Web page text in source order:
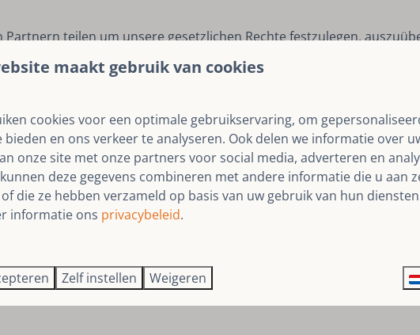
teilen um unsere gesetzlichen Rechte festzulegen,
wie zum Beispiel Werbepartnern (wie Google oder
über Sie haben?
mit Ihren Daten durchzuführen:
die wir über Sie besitzen, einzusehen.
der Meinung sind, dass die Informationen, die wir über Sie
maakt gebruik van cookies
cookies voor een optimale gebruikservaring, om
bieden en ons verkeer te analyseren. Ook delen we informatie over
onze site met onze partners voor social media, adverteren en
deze gegevens combineren met andere informatie die u aan
die ze hebben verzameld op basis van uw gebruik van hun
informatie ons privacybeleid.
Zelf instellen Weigeren